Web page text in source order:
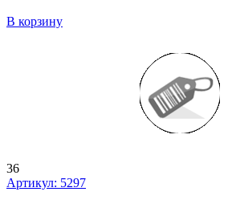
В корзину
36
Артикул: 5297